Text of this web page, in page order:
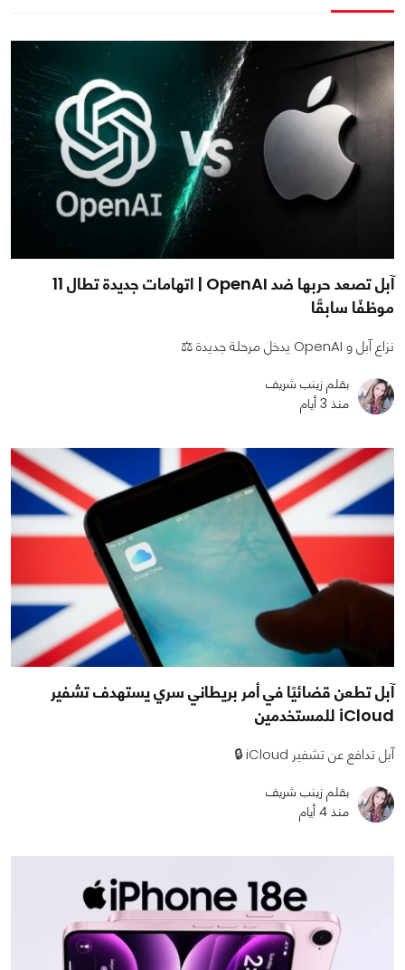
آبل تصعد حربها ضد OpenAI | اتهامات جديدة تطال 11
موظفًا سابقًا
نزاع آبل و OpenAI يدخل مرحلة جديدة ⚖️
بقلم زينب شريف
منذ 3 أيام
آبل تطعن قضائيًا في أمر بريطاني سري يستهدف تشفير
iCloud للمستخدمين
آبل تدافع عن تشفير iCloud 🔒
بقلم زينب شريف
منذ 4 أيام